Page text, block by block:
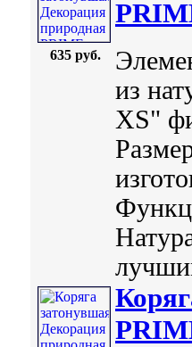
635 руб.
из
XS"